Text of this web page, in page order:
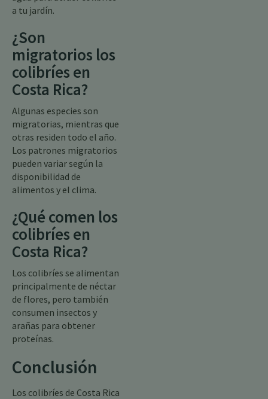
a tu jardín.
¿Son
migratorios los
colibríes en
Costa Rica?
Algunas especies son
migratorias, mientras que
otras residen todo el año.
Los patrones migratorios
pueden variar según la
disponibilidad de
alimentos y el clima.
¿Qué comen los
colibríes en
Costa Rica?
Los colibríes se alimentan
principalmente de néctar
de flores, pero también
consumen insectos y
arañas para obtener
proteínas.
Conclusión
Los colibríes de Costa Rica